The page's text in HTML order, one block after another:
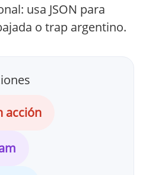
usa JSON para
o trap argentino.
acción